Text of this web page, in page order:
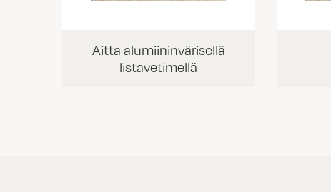
Aitta alumiininvärisellä
listavetimellä